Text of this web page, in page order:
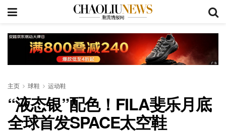
主页 球鞋 运动鞋
“液态银”配色！FILA斐乐月底
全球首发SPACE太空鞋